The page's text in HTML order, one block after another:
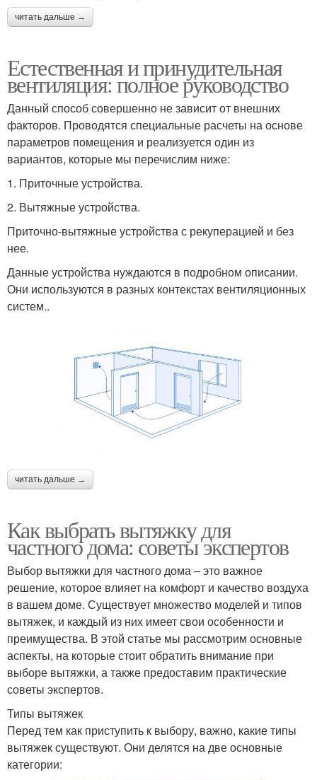
читать дальше →
Естественная и принудительная
вентиляция: полное руководство
Данный способ совершенно не зависит от внешних
факторов. Проводятся специальные расчеты на основе
параметров помещения и реализуется один из
вариантов, которые мы перечислим ниже:
1. Приточные устройства.
2. Вытяжные устройства.
Приточно-вытяжные устройства с рекуперацией и без
нее.
Данные устройства нуждаются в подробном описании.
Они используются в разных контекстах вентиляционных
систем..
читать дальше →
Как выбрать вытяжку для
частного дома: советы экспертов
Выбор вытяжки для частного дома – это важное
решение, которое влияет на комфорт и качество воздуха
в вашем доме. Существует множество моделей и типов
вытяжек, и каждый из них имеет свои особенности и
преимущества. В этой статье мы рассмотрим основные
аспекты, на которые стоит обратить внимание при
выборе вытяжки, а также предоставим практические
советы экспертов.
Типы вытяжек
Перед тем как приступить к выбору, важно, какие типы
вытяжек существуют. Они делятся на две основные
категории: